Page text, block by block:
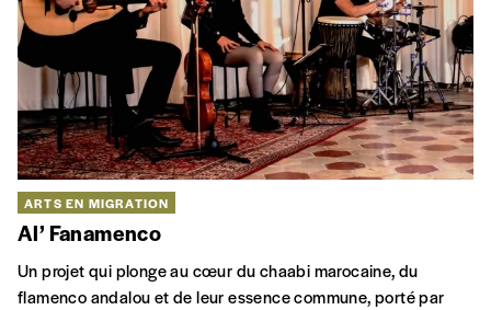
ARTS EN MIGRATION
Al’ Fanamenco
Un projet qui plonge au cœur du chaabi marocaine, du
flamenco andalou et de leur essence commune, porté par